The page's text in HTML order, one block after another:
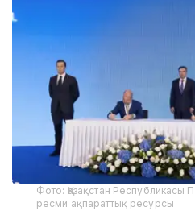
Фото: Қазақстан Республикасы
ресми ақпараттық ресурсы